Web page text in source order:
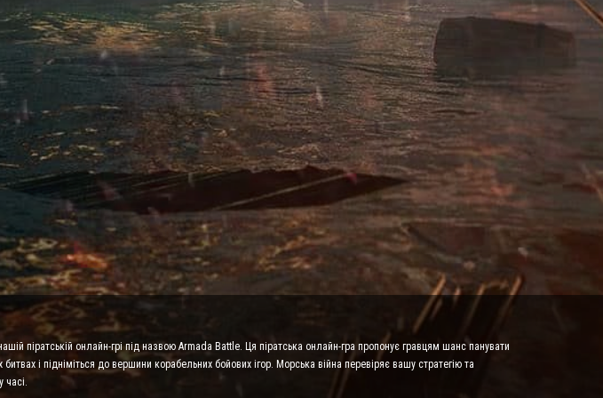
піратській онлайн-грі під назвою Armada Battle. Ця піратська онлайн-гра пропонує гравцям шанс панувати
і підніміться до вершини корабельних бойових ігор. Морська війна перевіряє вашу стратегію та
часі.